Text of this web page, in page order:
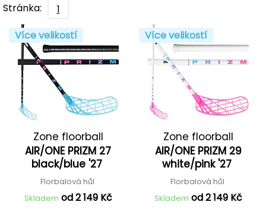
Stránka:
1
Více velikostí
Zone floorball
AIR/ONE PRIZM 27
black/blue '27
Florbalová hůl
Skladem od 2 149 Kč
Více velikostí
Zone floorball
AIR/ONE PRIZM 29
white/pink '27
Florbalová hůl
Skladem od 2 149 Kč